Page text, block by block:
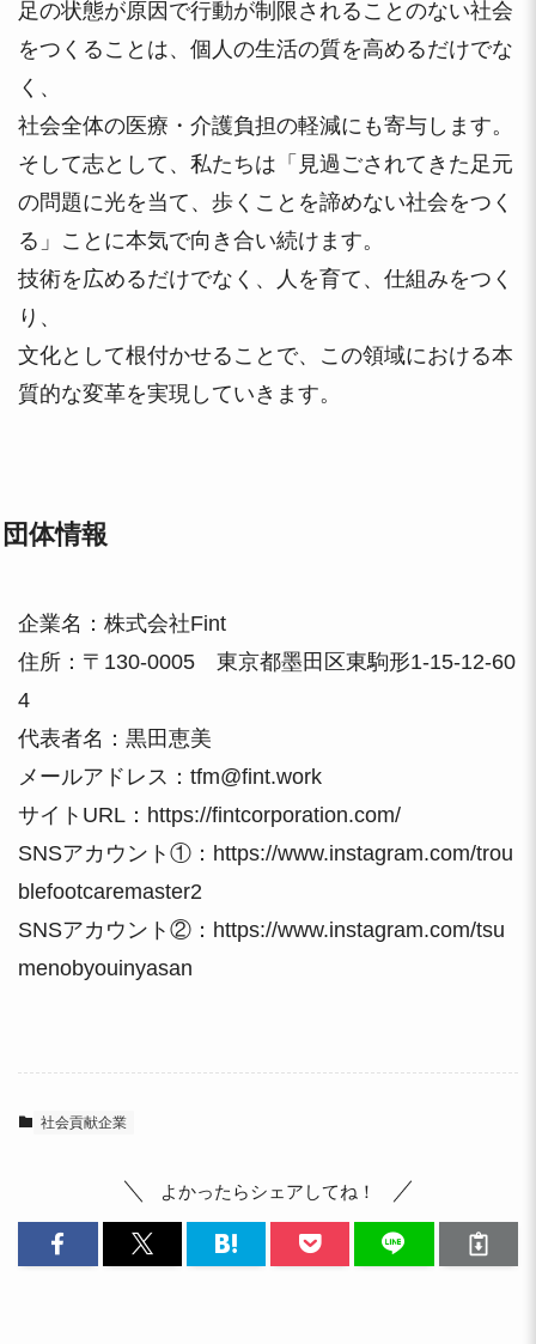
足の状態が原因で行動が制限されることのない社会
をつくることは、個人の生活の質を高めるだけでな
く、
社会全体の医療・介護負担の軽減にも寄与します。
そして志として、私たちは「見過ごされてきた足元
の問題に光を当て、歩くことを諦めない社会をつく
る」ことに本気で向き合い続けます。
技術を広めるだけでなく、人を育て、仕組みをつく
り、
文化として根付かせることで、この領域における本
質的な変革を実現していきます。
団体情報
企業名：株式会社Fint
住所：〒130-0005 東京都墨田区東駒形1-15-12-60
4
代表者名：黒田恵美
メールアドレス：tfm@fint.work
サイトURL： https://fintcorporation.com/
SNSアカウント①： https://www.instagram.com/trou
blefootcaremaster2
SNSアカウント②： https://www.instagram.com/tsu
menobyouinyasan
社会貢献企業
よかったらシェアしてね！